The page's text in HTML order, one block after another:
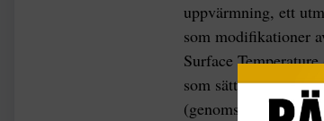
uppvärmning, ett
som modifikationer
Surface
som sätts till 0.50,
(genomsnittet 1850-